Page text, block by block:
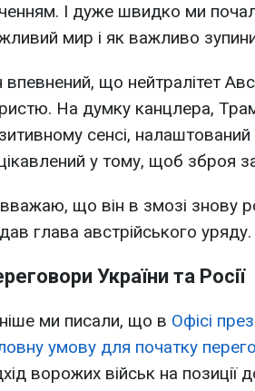
І дуже швидко ми
мир і як важливо
впевнений, що нейтралітет
На думку канцлера,
сенсі,
у тому, щоб зброя
що він в змозі знову
глава австрійського уряду.
України та Росії
ми писали, що в Офісі
умову для початку
ворожих військ на